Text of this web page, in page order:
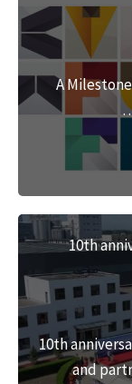
A
2025 10th
10th
and